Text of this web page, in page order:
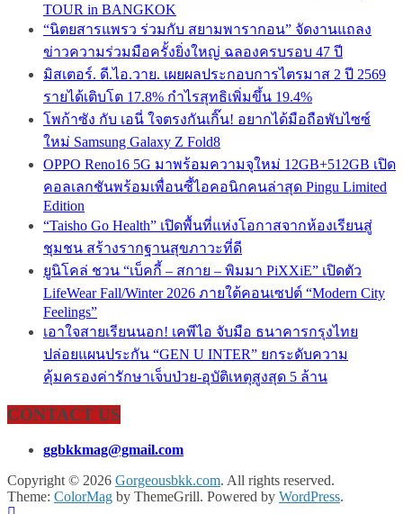
TOUR in BANGKOK
“นิตยสารแพรว ร่วมกับ สยามพารากอน” จัดงานแถลง
ข่าวความร่วมมือครั้งยิ่งใหญ่ ฉลองครบรอบ 47 ปี
มิสเตอร์. ดี.ไอ.วาย. เผยผลประกอบการไตรมาส 2 ปี 2569
รายได้เติบโต 17.8% กำไรสุทธิเพิ่มขึ้น 19.4%
โพก้าซัง กับ เอนี่ ใจตรงกันเกิ๊น! อยากได้มือถือพับไซซ์
ใหม่ Samsung Galaxy Z Fold8
OPPO Reno16 5G มาพร้อมความจุใหม่ 12GB+512GB เปิด
คอลเลกชันพร้อมเพื่อนซี้ไอคอนิกคนล่าสุด Pingu Limited
Edition
“Taisho Go Health” เปิดพื้นที่แห่งโอกาสจากห้องเรียนสู่
ชุมชน สร้างรากฐานสุขภาวะที่ดี
ยูนิโคล่ ชวน “เบ็คกี้ – สกาย – พิมมา PiXXiE” เปิดตัว
LifeWear Fall/Winter 2026 ภายใต้คอนเซปต์ “Modern City
Feelings”
เอาใจสายเรียนนอก! เคพีไอ จับมือ ธนาคารกรุงไทย
ปล่อยแผนประกัน “GEN U INTER” ยกระดับความ
คุ้มครองค่ารักษาเจ็บป่วย-อุบัติเหตุสูงสุด 5 ล้าน
CONTACT US
ggbkkmag@gmail.com
Copyright © 2026 Gorgeousbkk.com. All rights reserved.
Theme: ColorMag by ThemeGrill. Powered by WordPress.